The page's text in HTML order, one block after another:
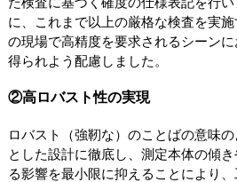
に、これまで以上の厳格な検査を実
の現場で高精度を要求されるシーン
得られよう配慮しました。
②高ロバスト性の実現
ロバスト（強靭な）のことばの意味
とした設計に徹底し、測定本体の傾
る影響を最小限に抑えることにより